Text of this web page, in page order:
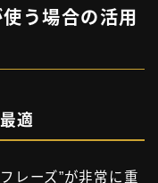
う場合の活用
適
レーズ”が非常に重